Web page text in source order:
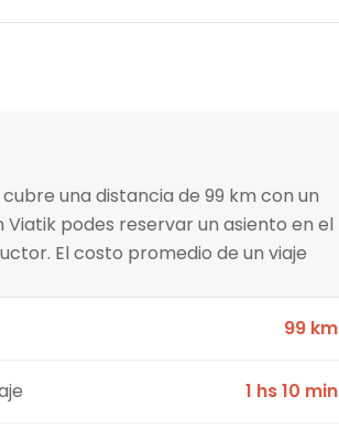
una distancia de 99 km con un
Viatik podes reservar un asiento en el
El costo promedio de un viaje
99 km
1 hs 10 min